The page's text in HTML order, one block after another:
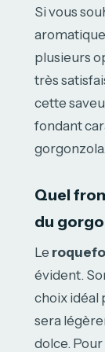
Si vous
plusieurs
très
cette
fondant
gorgonzola.
Quel
du
Le
évident.
choix idéal
sera
dolce.